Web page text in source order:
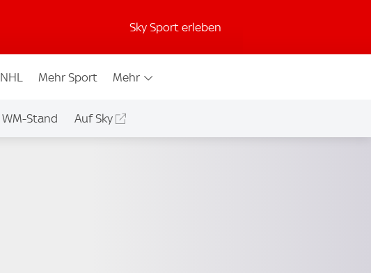
Sky Sport erleben
NHL Mehr Sport Mehr
WM-Stand Auf Sky